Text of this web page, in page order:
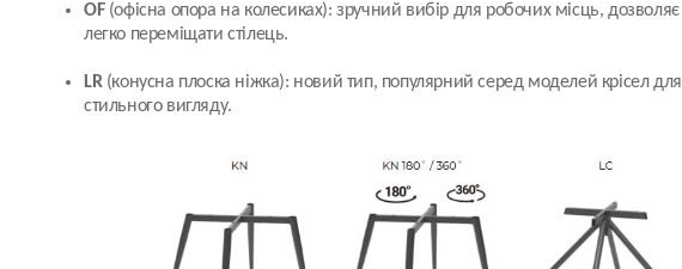
OF(офісна опора на колесиках): зручний вибір для робочих місць, дозволяє
легко переміщати стілець.
LR(конусна плоска ніжка): новий тип, популярний серед моделей крісел для
стильного вигляду.